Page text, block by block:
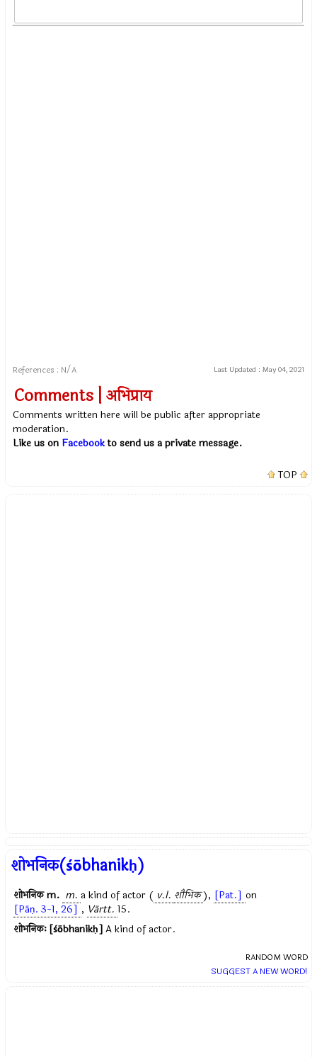
References : N/A Last Updated : May 04, 2021
Comments | अभिप्राय
Comments written here will be public after appropriate
moderation.
Like us on Facebookto send us a private message.
TOP
शोभनिक(śōbhanikḥ)
शोभनिकm. m. a kind of actor ( v.l. शौभिक), [Pat.] on
[Pāṇ. 3-1, 26] , Vārtt. 15.
शोभनिकः [śōbhanikḥ] A kind of actor.
RANDOM WORD
SUGGEST A NEW WORD!